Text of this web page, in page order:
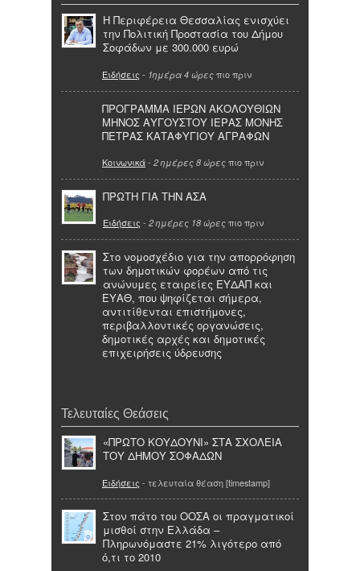
Η Περιφέρεια Θεσσαλίας ενισχύει
την Πολιτική Προστασία του Δήμου
Σοφάδων με 300.000 ευρώ
Ειδήσεις - 1ημέρα 4 ώρες πιο πριν
ΠΡΟΓΡΑΜΜΑ ΙΕΡΩΝ ΑΚΟΛΟΥΘΙΩΝ
ΜΗΝΟΣ ΑΥΓΟΥΣΤΟΥ ΙΕΡΑΣ ΜΟΝΗΣ
ΠΕΤΡΑΣ ΚΑΤΑΦΥΓΙΟΥ ΑΓΡΑΦΩΝ
Κοινωνικά- 2 ημέρες 8 ώρες πιο πριν
ΠΡΩΤΗ ΓΙΑ ΤΗΝ ΑΣΑ
Ειδήσεις - 2 ημέρες 18 ώρες πιο πριν
Στο νομοσχέδιο για την απορρόφηση
των δημοτικών φορέων από τις
ανώνυμες εταιρείες ΕΥΔΑΠ και
ΕΥΑΘ, που ψηφίζεται σήμερα,
αντιτίθενται επιστήμονες,
περιβαλλοντικές οργανώσεις,
δημοτικές αρχές και δημοτικές
επιχειρήσεις ύδρευσης
Τελευταίες Θεάσεις
«ΠΡΩΤΟ ΚΟΥΔΟΥΝΙ» ΣΤΑ ΣΧΟΛΕΙΑ
ΤΟΥ ΔΗΜΟΥ ΣΟΦΑΔΩΝ
Ειδήσεις - τελευταία θέαση [timestamp]
Στον πάτο του ΟΟΣΑ οι πραγματικοί
μισθοί στην Ελλάδα –
Πληρωνόμαστε 21% λιγότερο από
ό,τι το 2010